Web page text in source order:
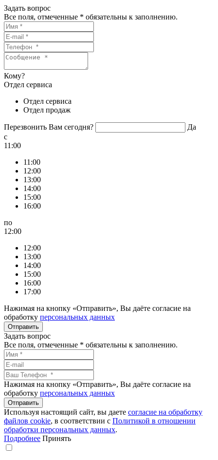
Задать вопрос
Все поля, отмеченные * обязательны к заполнению.
Кому?
Отдел сервиса
Отдел сервиса
Отдел продаж
Перезвонить Вам сегодня?
Да
c
11:00
11:00
12:00
13:00
14:00
15:00
16:00
по
12:00
12:00
13:00
14:00
15:00
16:00
17:00
Нажимая на кнопку «Отправить», Вы даёте согласие на
обработку персональных данных
Задать вопрос
Все поля, отмеченные * обязательны к заполнению.
Нажимая на кнопку «Отправить», Вы даёте согласие на
обработку персональных данных
Используя настоящий сайт, вы даете согласие на обработку
файлов сookie, в соответствии с Политикой в отношении
обработки персональных данных.
Подробнее Принять